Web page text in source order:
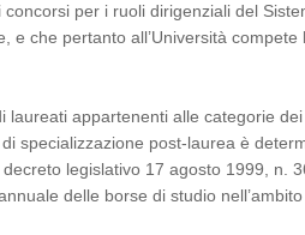
per i ruoli dirigenziali del
che pertanto all’Università compete
laureati appartenenti alle categorie dei
specializzazione post-laurea è
legislativo 17 agosto 1999, n.
delle borse di studio